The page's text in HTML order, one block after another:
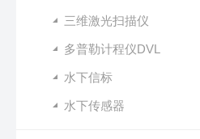
三维激光扫描仪
多普勒计程仪DVL
水下信标
水下传感器